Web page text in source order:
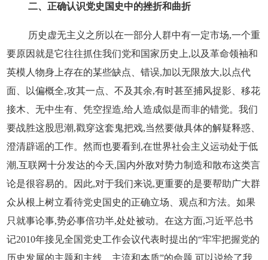
二、正确认识党史国史中的挫折和曲折
历史虚无主义之所以在一部分人群中有一定市场,一个重
要原因就是它往往抓住我们党和国家历史上,以及革命领袖和
英模人物身上存在的某些缺点、错误,加以无限放大,以点代
面、以偏概全,攻其一点、不及其余,有时甚至捕风捉影、移花
接木、无中生有、凭空捏造,给人造成似是而非的错觉。我们
要战胜这股思潮,戳穿这套鬼把戏,当然要做具体的解疑释惑、
澄清辟谣的工作。然而也要看到,在世界社会主义运动处于低
潮,互联网十分发达的今天,国内外敌对势力制造和散布这类言
论是很容易的。因此,对于我们来说,更重要的是要帮助广大群
众从根上树立看待党史国史的正确立场、观点和方法。如果
只就事论事,势必事倍功半,处处被动。在这方面,习近平总书
记2010年接见全国党史工作会议代表时提出的“牢牢把握党的
历史发展的主题和主线、主流和本质”的命题,可以说给了我